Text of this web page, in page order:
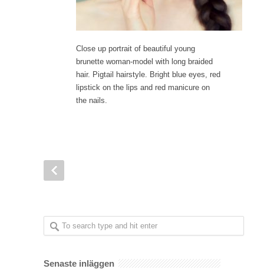
Close up portrait of beautiful young
brunette woman-model with long braided
hair. Pigtail hairstyle. Bright blue eyes, red
lipstick on the lips and red manicure on
the nails.
Senaste inläggen